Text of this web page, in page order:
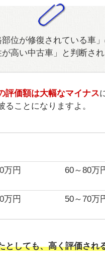
位が修復されている車」
高い中古車」と判断さ
評価額は大幅なマイナス
ことになりますよ。
万円 60～80万
万円 50～70万
としても、高く評価され